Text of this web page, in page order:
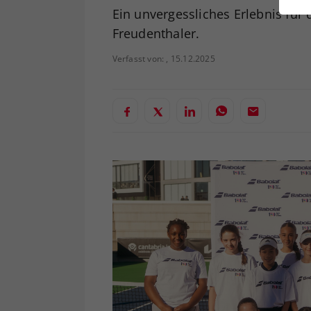
Ein unvergessliches Erlebnis für
Freudenthaler.
Verfasst von: , 15.12.2025